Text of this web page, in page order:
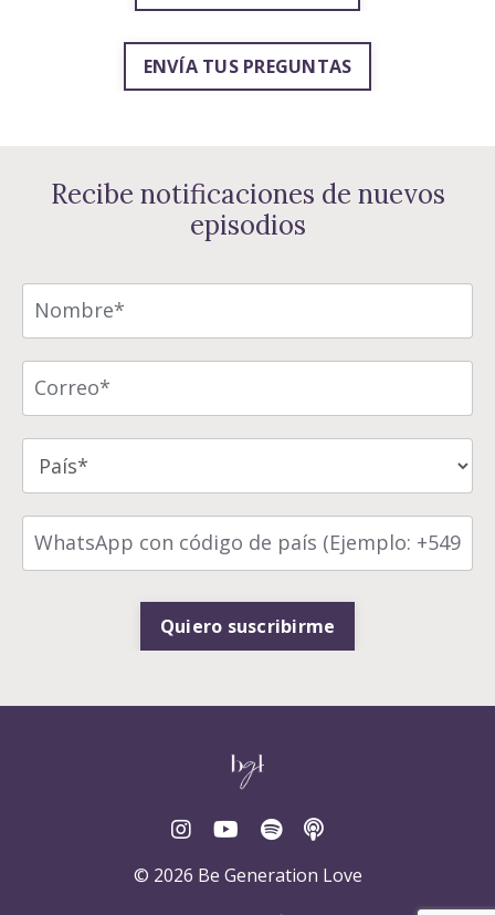
ENVÍA TUS PREGUNTAS
Recibe notificaciones de nuevos
episodios
Quiero suscribirme
© 2026 Be Generation Love